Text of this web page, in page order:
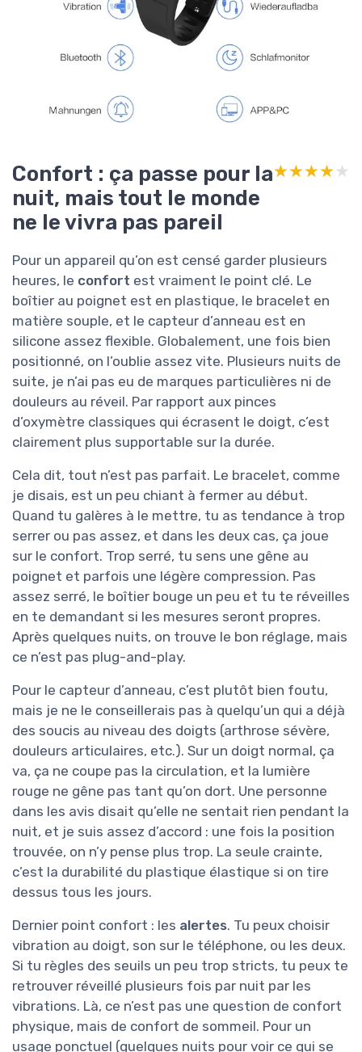
Confort : ça passe pour la
nuit, mais tout le monde
ne le vivra pas pareil
★★★★★
★★★★★
Pour un appareil qu’on est censé garder plusieurs
heures, le confort est vraiment le point clé. Le
boîtier au poignet est en plastique, le bracelet en
matière souple, et le capteur d’anneau est en
silicone assez flexible. Globalement, une fois bien
positionné, on l’oublie assez vite. Plusieurs nuits de
suite, je n’ai pas eu de marques particulières ni de
douleurs au réveil. Par rapport aux pinces
d’oxymètre classiques qui écrasent le doigt, c’est
clairement plus supportable sur la durée.
Cela dit, tout n’est pas parfait. Le bracelet, comme
je disais, est un peu chiant à fermer au début.
Quand tu galères à le mettre, tu as tendance à trop
serrer ou pas assez, et dans les deux cas, ça joue
sur le confort. Trop serré, tu sens une gêne au
poignet et parfois une légère compression. Pas
assez serré, le boîtier bouge un peu et tu te réveilles
en te demandant si les mesures seront propres.
Après quelques nuits, on trouve le bon réglage, mais
ce n’est pas plug-and-play.
Pour le capteur d’anneau, c’est plutôt bien foutu,
mais je ne le conseillerais pas à quelqu’un qui a déjà
des soucis au niveau des doigts (arthrose sévère,
douleurs articulaires, etc.). Sur un doigt normal, ça
va, ça ne coupe pas la circulation, et la lumière
rouge ne gêne pas tant qu’on dort. Une personne
dans les avis disait qu’elle ne sentait rien pendant la
nuit, et je suis assez d’accord : une fois la position
trouvée, on n’y pense plus trop. La seule crainte,
c’est la durabilité du plastique élastique si on tire
dessus tous les jours.
Dernier point confort : les alertes. Tu peux choisir
vibration au doigt, son sur le téléphone, ou les deux.
Si tu règles des seuils un peu trop stricts, tu peux te
retrouver réveillé plusieurs fois par nuit par les
vibrations. Là, ce n’est pas une question de confort
physique, mais de confort de sommeil. Pour un
usage ponctuel (quelques nuits pour voir ce qui se